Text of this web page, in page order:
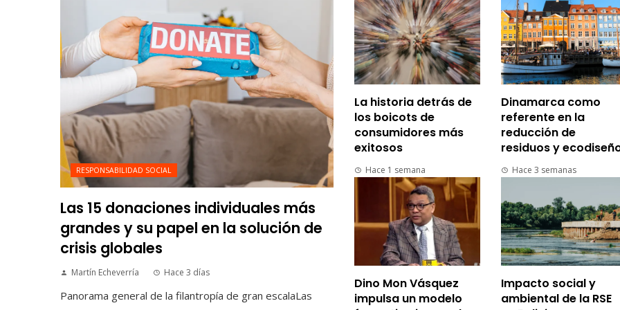
RESPONSABILIDAD SOCIAL
Las 15 donaciones individuales más
grandes y su papel en la solución de
crisis globales
Martín Echeverría Hace 3 días
Panorama general de la filantropía de gran escalaLas
La historia detrás de
los boicots de
consumidores más
exitosos
Hace 1 semana
Dinamarca como
referente en la
reducción de
residuos y
Hace 3 semanas
Dino Mon Vásquez
impulsa un modelo
Impacto social y
ambiental de la RSE